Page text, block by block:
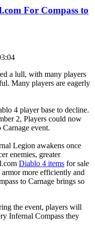
For Compass to
a lull, with many players
Many players are eagerly
4 player base to decline.
2, Players could now
event.
Legion awakens once
enemies, greater
Diablo 4 items for sale
more efficiently and
to Carnage brings so
the event, players will
Infernal Compass they